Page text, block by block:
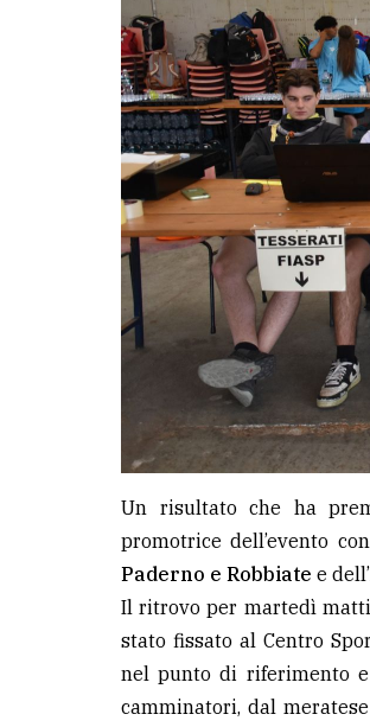
Un risultato che ha
promotrice dell’evento
Paderno e Robbiate e dell’
Il ritrovo per martedì
stato fissato al Centro
nel punto di riferimento
camminatori, dal